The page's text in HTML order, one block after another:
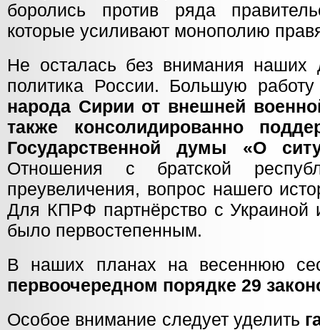
боролись против ряда
которые усиливают монополию
Не осталась без внимания наших
политика России. Большую
народа Сирии от внешней
также консолидированно
Государственной думы «О
Отношения с братской
преувеличения, вопрос нашего
Для КПРФ партнёрство с Украиной
было первостепенным.
В наших планах на весеннюю
первоочередном порядке 29
Особое внимание следует уделить